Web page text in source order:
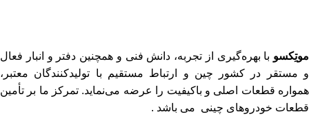
موتِکسو با بهره‌گیری از تجربه، دانش فنی و همچنین دفتر و انبار فعال
و مستقر در کشور چین و ارتباط مستقیم با تولیدکنندگان معتبر،
همواره قطعات اصلی و باکیفیت را عرضه می‌نماید. تمرکز ما بر تأمین
قطعات خودروهای چینی می باشد .